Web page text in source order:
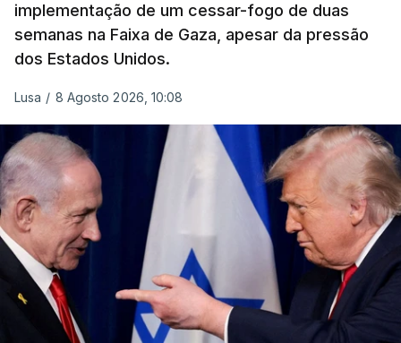
implementação de um cessar-fogo de duas
semanas na Faixa de Gaza, apesar da pressão
dos Estados Unidos.
Lusa / 8 Agosto 2026, 10:08